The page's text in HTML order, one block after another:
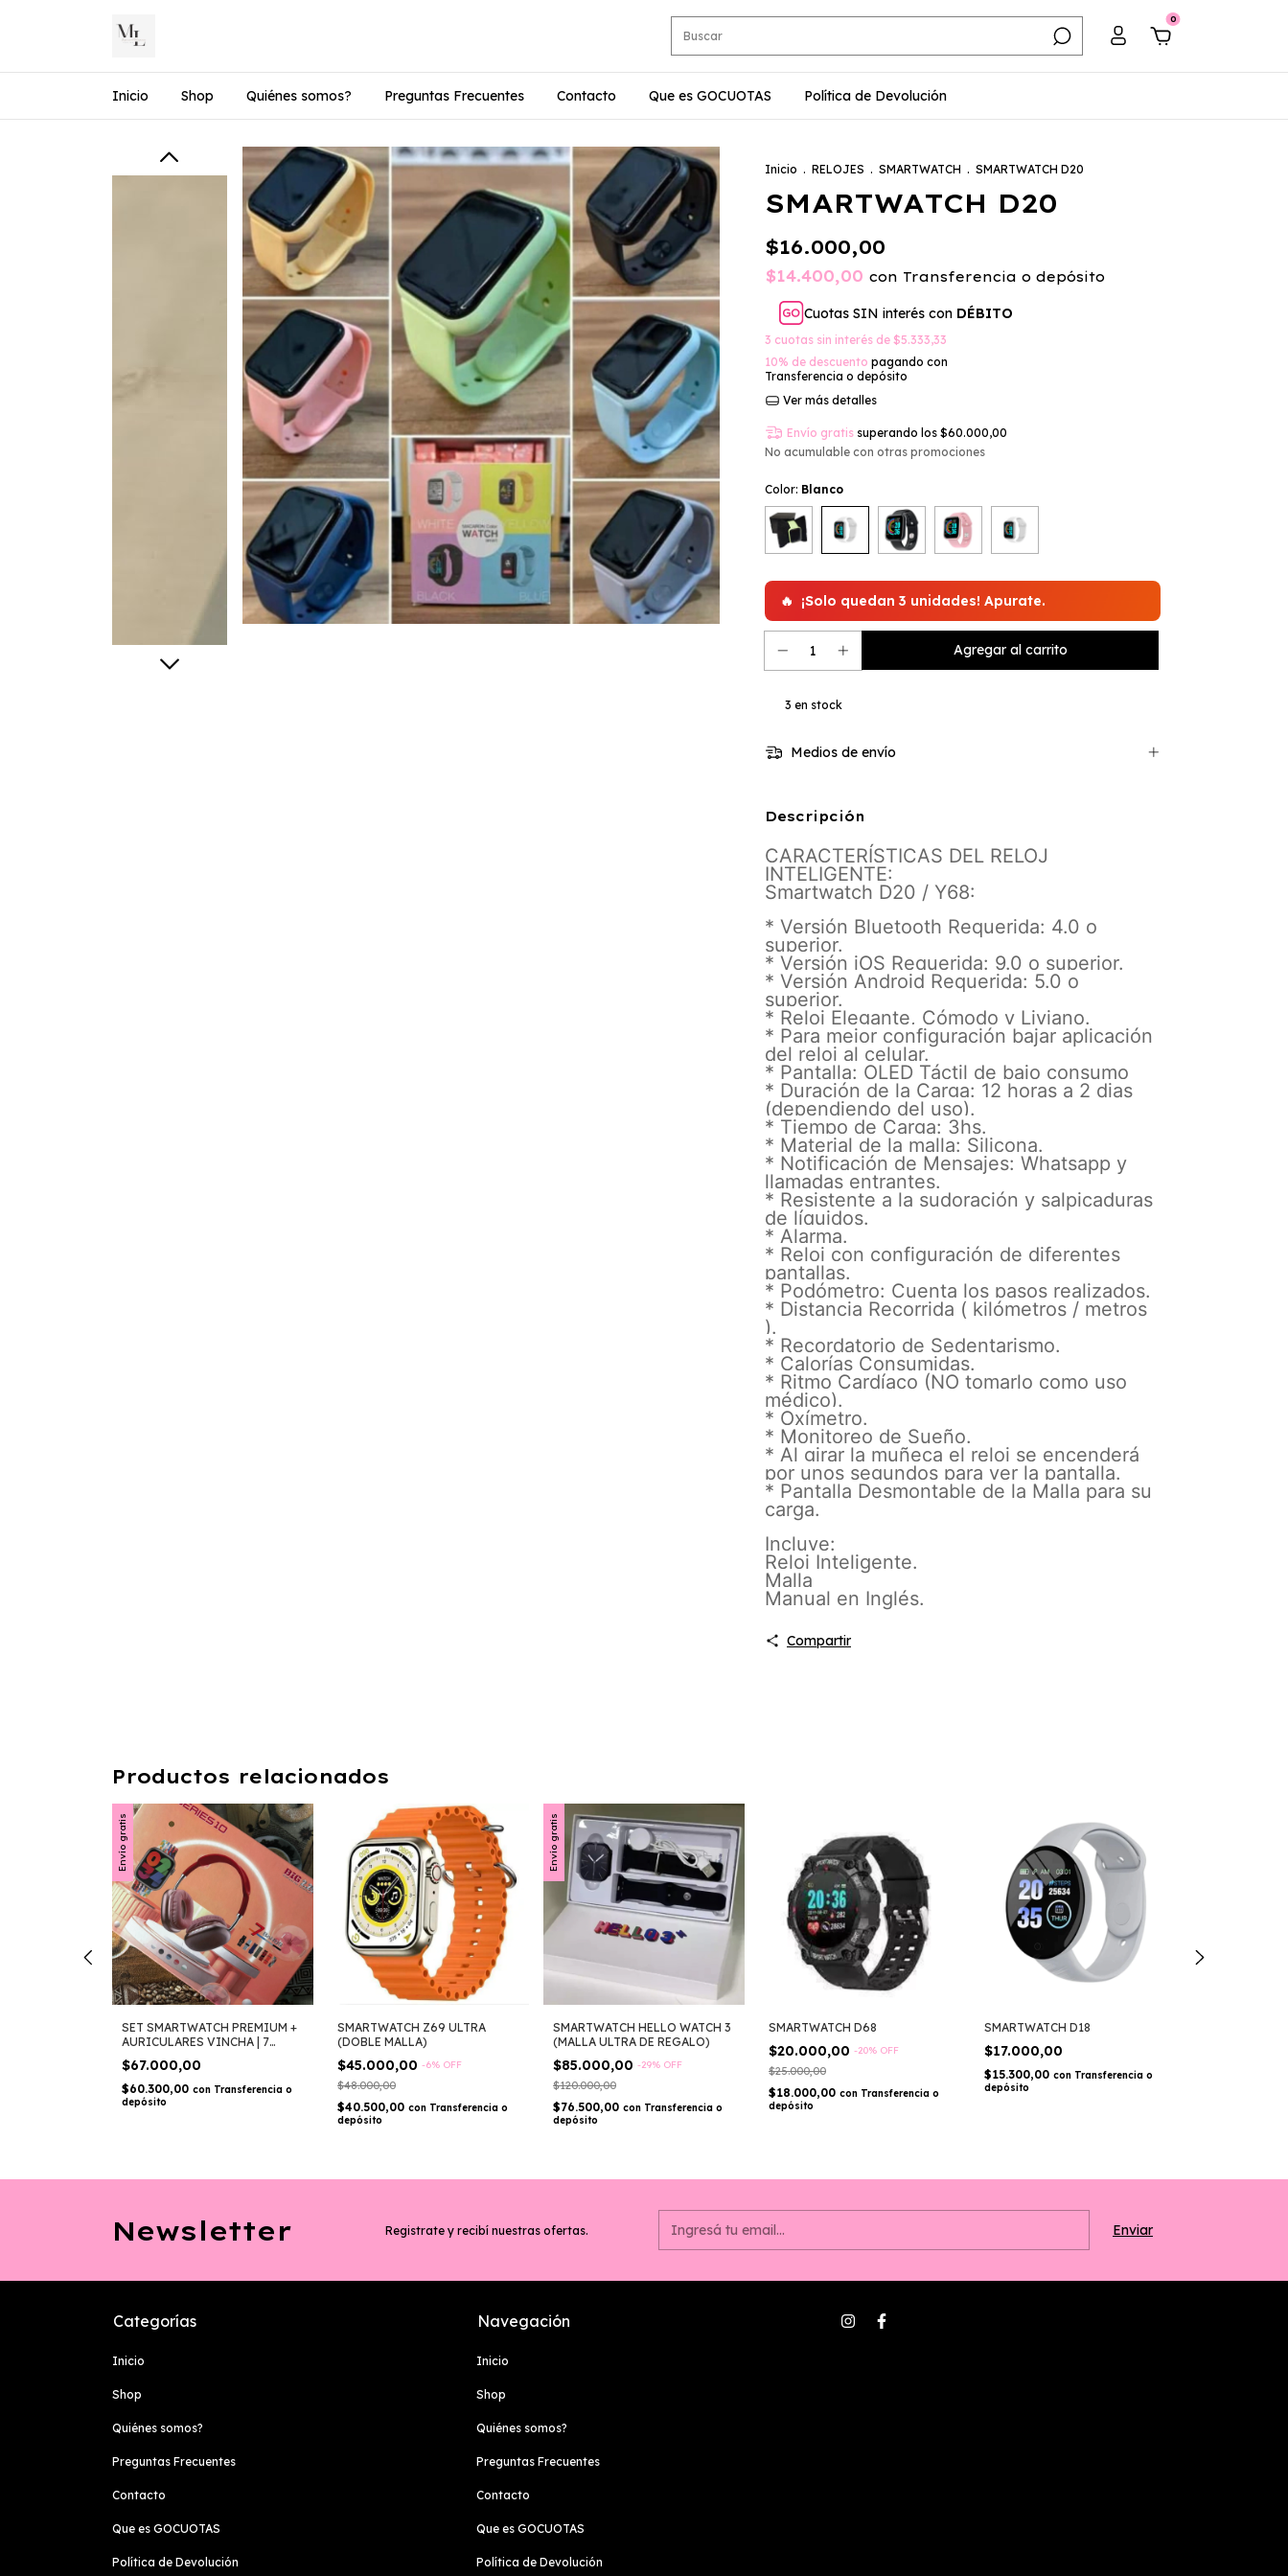
0
Inicio Shop Quiénes somos? Preguntas Frecuentes Contacto Que es GOCUOTAS Política de Devolución
Inicio . RELOJES . SMARTWATCH . SMARTWATCH D20
SMARTWATCH D20
$16.000,00
$14.400,00 con Transferencia o depósito
Cuotas SIN interés con DÉBITO
3 cuotas sin interés de $5.333,33
10% de descuento pagando con
Transferencia o depósito
Ver más detalles
Envío gratis superando los $60.000,00
No acumulable con otras promociones
Color: Blanco
🔥 ¡Solo quedan 3 unidades! Apurate.
3 en stock
Medios de envío
Descripción
CARACTERÍSTICAS DEL RELOJ
INTELIGENTE:
Smartwatch D20 / Y68:
* Versión Bluetooth Requerida: 4.0 o
superior.
* Versión iOS Requerida: 9.0 o superior.
* Versión Android Requerida: 5.0 o
superior.
* Reloj Elegante, Cómodo y Liviano.
* Para mejor configuración bajar aplicación
del reloj al celular.
* Pantalla: OLED Táctil de bajo consumo
* Duración de la Carga: 12 horas a 2 dias
(dependiendo del uso).
* Tiempo de Carga: 3hs.
* Material de la malla: Silicona.
* Notificación de Mensajes: Whatsapp y
llamadas entrantes.
* Resistente a la sudoración y salpicaduras
de líquidos.
* Alarma.
* Reloj con configuración de diferentes
pantallas.
* Podómetro: Cuenta los pasos realizados.
* Distancia Recorrida ( kilómetros / metros
).
* Recordatorio de Sedentarismo.
* Calorías Consumidas.
* Ritmo Cardíaco (NO tomarlo como uso
médico).
* Oxímetro.
* Monitoreo de Sueño.
* Al girar la muñeca el reloj se encenderá
por unos segundos para ver la pantalla.
* Pantalla Desmontable de la Malla para su
carga.
Incluye:
Reloj Inteligente.
Malla
Manual en Inglés.
Compartir
Productos relacionados
Envío gratis
SET SMARTWATCH PREMIUM +
AURICULARES VINCHA | 7
MALLAS INTERCAMBIABLES
$67.000,00
$60.300,00 con Transferencia o
depósito
SMARTWATCH Z69 ULTRA
(DOBLE MALLA)
$45.000,00 -6% OFF
$48.000,00
$40.500,00 con Transferencia o
depósito
Envío gratis
SMARTWATCH HELLO WATCH 3
(MALLA ULTRA DE REGALO)
$85.000,00 -29% OFF
$120.000,00
$76.500,00 con Transferencia o
depósito
SMARTWATCH D68
$20.000,00 -20% OFF
$25.000,00
$18.000,00 con Transferencia o
depósito
SMARTWATCH D18
$17.000,00
$15.300,00 con Transferencia o
depósito
Newsletter Registrate y recibí nuestras ofertas.
Categorías
Inicio
Shop
Quiénes somos?
Preguntas Frecuentes
Contacto
Que es GOCUOTAS
Política de Devolución
Navegación
Inicio
Shop
Quiénes somos?
Preguntas Frecuentes
Contacto
Que es GOCUOTAS
Política de Devolución